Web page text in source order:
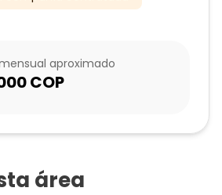
aproximado
COP
área